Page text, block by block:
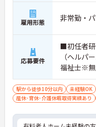
雇用形態 非常勤・
応募要件
■初任者研
（ヘルパ
福祉士※無
駅から徒歩10分以内 未経験OK
産休･育休･介護休暇取得実績あり